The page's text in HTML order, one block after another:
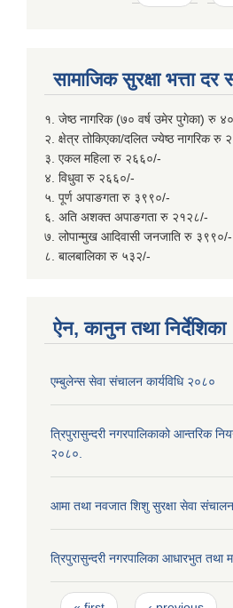
सामाजिक सुरक्षा भत्ता दर
१. जेष्ठ नागरिक (७० वर्ष उमेर पुगेका) रु
२. क्षेत्र तोकिएका/दलित ज्येष्ठ नागरिक रु
३. एकल महिला रु २६६०/-
४. विधुवा रु २६६०/-
५. पूर्ण अपाङगता रु ३९९०/-
६. अति अशक्त अपाङगता रु २१२८/-
७. लोपान्मुख आदिवासी जनजाति रु ३९९०/-
८. बालबालिका रु ५३२/-
ऐन, कानुन तथा निर्देशिका
एम्बुलेन्स सेवा संचालन कार्यविधि २०८०
त्रिपुरासुन्दरी नगरपालिकाको आन्तरिक
२०८०.
आमा तथा नवजात शिशु सुरक्षा सेवा संचालन
त्रिपुरासुन्दरी नगरपालिका आधारभुत तथा